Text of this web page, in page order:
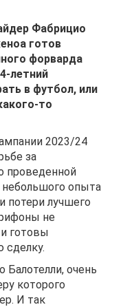
Фабрицио
готов
форварда
летний
в футбол, или
то
2023/24
за
проведенной
опыта
потери лучшего
не
готовы
сделку.
Балотелли, очень
которого
И так